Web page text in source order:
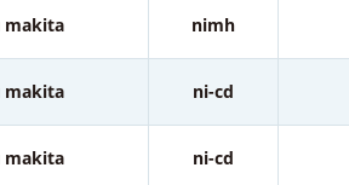
makita nimh
makita ni-cd
makita ni-cd